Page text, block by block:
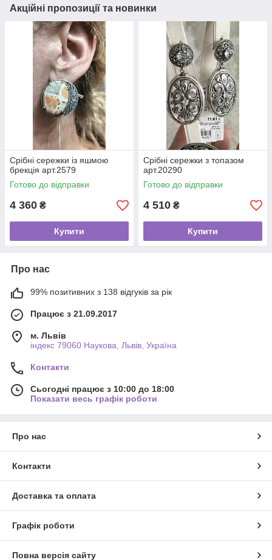
Акційні пропозиції та новинки
Срібні сережки із яшмою
брекція арт.2579
Готово до відправки
4 360 ₴
Купити
Срібні сережки з топазом
арт.20290
Готово до відправки
4 510 ₴
Купити
Про нас
99% позитивних з 138 відгуків за рік
Працює з 21.09.2017
м. Львів
індекс 79060 Наукова, Львів, Україна
Контакти
Сьогодні працює з 10:00 до 18:00
Показати весь графік роботи
Про нас
Контакти
Доставка та оплата
Графік роботи
Повна версія сайту